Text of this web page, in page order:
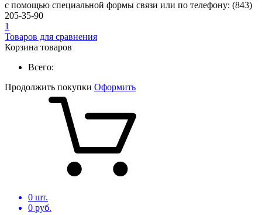
с помощью специальной формы связи или по телефону: (843)
205-35-90
1
Товаров для сравнения
Корзина товаров
Всего:
Продолжить покупки Оформить
0 шт.
0 руб.